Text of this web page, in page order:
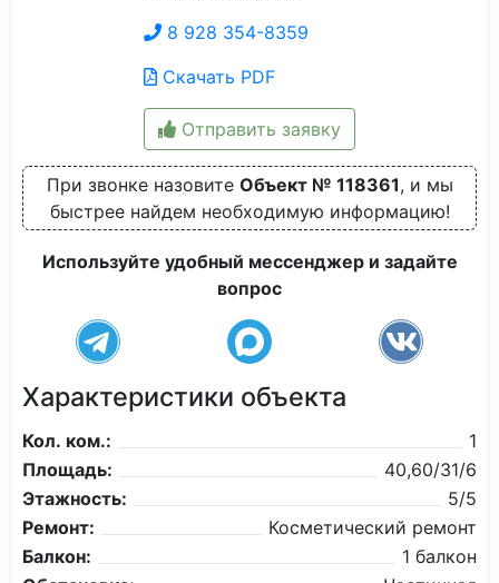
8 928 354-8359
Скачать PDF
Отправить заявку
При звонке назовите Объект № 118361, и мы
быстрее найдем необходимую информацию!
Используйте удобный мессенджер и задайте
вопрос
Характеристики объекта
Кол. ком.:
1
Площадь:
40,60/31/6
Этажность:
5/5
Ремонт:
Косметический ремонт
Балкон:
1 балкон